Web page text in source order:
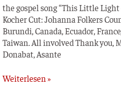
the gos­pel song “This Litt­le
Kocher Cut: Johan­na Fol­kers
Burun­di, Cana­da, Ecua­dor,
Tai­wan. All invol­ved Thank you,
Dona­bat, Asante
Weiterlesen »